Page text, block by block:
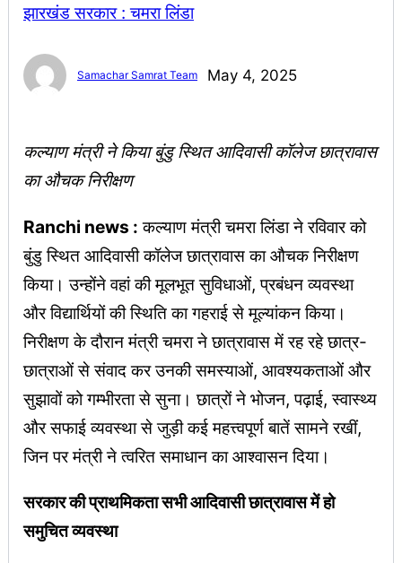
Samachar Samrat Team May 4, 2025
कल्याण मंत्री ने किया बुंडु स्थित आदिवासी कॉलेज छात्रावास
का औचक निरीक्षण
Ranchi news : कल्याण मंत्री चमरा लिंडा ने रविवार को
बुंडु स्थित आदिवासी कॉलेज छात्रावास का औचक निरीक्षण
किया। उन्होंने वहां की मूलभूत सुविधाओं, प्रबंधन व्यवस्था
और विद्यार्थियों की स्थिति का गहराई से मूल्यांकन किया।
निरीक्षण के दौरान मंत्री चमरा ने छात्रावास में रह रहे छात्र-
छात्राओं से संवाद कर उनकी समस्याओं, आवश्यकताओं और
सुझावों को गम्भीरता से सुना। छात्रों ने भोजन, पढ़ाई, स्वास्थ्य
और सफाई व्यवस्था से जुड़ी कई महत्त्वपूर्ण बातें सामने रखीं,
जिन पर मंत्री ने त्वरित समाधान का आश्वासन दिया।
सरकार की प्राथमिकता सभी आदिवासी छात्रावास में हो
समुचित व्यवस्था